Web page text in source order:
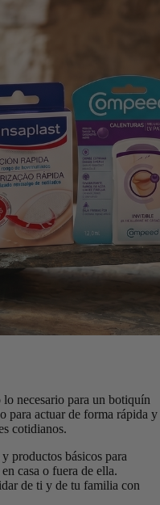
lo necesario para un botiquín
para actuar de forma rápida y
cotidianos.
productos básicos para
casa o fuera de ella.
de ti y de tu familia con